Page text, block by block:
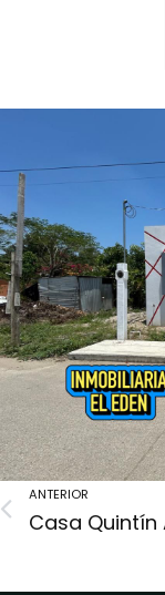
ANTERIOR
Casa Quintín